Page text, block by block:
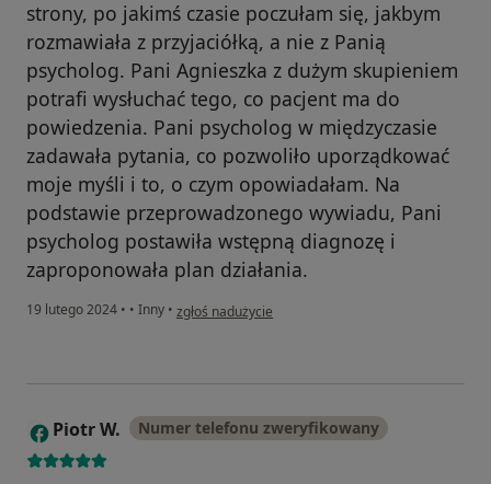
strony, po jakimś czasie poczułam się, jakbym
rozmawiała z przyjaciółką, a nie z Panią
psycholog. Pani Agnieszka z dużym skupieniem
potrafi wysłuchać tego, co pacjent ma do
powiedzenia. Pani psycholog w międzyczasie
zadawała pytania, co pozwoliło uporządkować
moje myśli i to, o czym opowiadałam. Na
podstawie przeprowadzonego wywiadu, Pani
psycholog postawiła wstępną diagnozę i
zaproponowała plan działania.
19 lutego 2024 • • Inny • w opinii użytkownika P.T.
zgłoś nadużycie
P Piotr W. Numer telefonu zweryfikowany